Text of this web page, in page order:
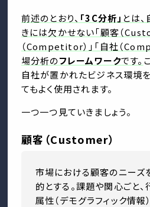
前述のとおり、 「3C分析」 とは
きには欠かせない「顧客（
（Competitor）」「自社（
場分析のフレームワークです。
自社が置かれたビジネス環境
てもよく使用されます。
一つ一つ見ていきましょう。
顧客（Customer）
市場における顧客のニーズ
的とする。課題や関心ごと
属性（デモグラフィック情報